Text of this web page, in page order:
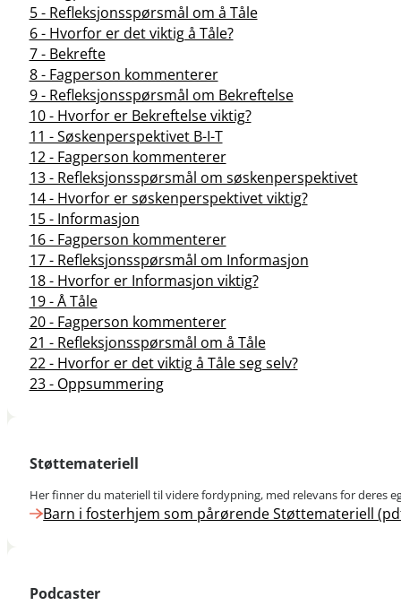
5 - Refleksjonsspørsmål om å Tåle
6 - Hvorfor er det viktig å Tåle?
7 - Bekrefte
8 - Fagperson kommenterer
9 - Refleksjonsspørsmål om Bekreftelse
10 - Hvorfor er Bekreftelse viktig?
11 - Søskenperspektivet B-I-T
12 - Fagperson kommenterer
13 - Refleksjonsspørsmål om søskenperspektivet
14 - Hvorfor er søskenperspektivet viktig?
15 - Informasjon
16 - Fagperson kommenterer
17 - Refleksjonsspørsmål om Informasjon
18 - Hvorfor er Informasjon viktig?
19 - Å Tåle
20 - Fagperson kommenterer
21 - Refleksjonsspørsmål om å Tåle
22 - Hvorfor er det viktig å Tåle seg selv?
23 - Oppsummering
Støttemateriell
Her finner du materiell til videre fordypning, med relevans for deres
Barn i fosterhjem som pårørende Støttemateriell
Podcaster